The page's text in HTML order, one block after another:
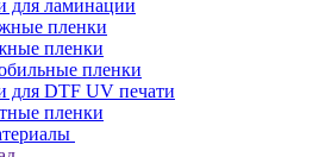
для ламинации
пленки
пленки
пленки
для DTF UV печати
пленки